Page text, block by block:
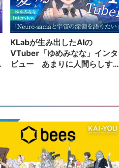
KLabが生み出したAIの
VTuber「ゆめみなな」インタ
ビュー あまりに人間らしすぎ